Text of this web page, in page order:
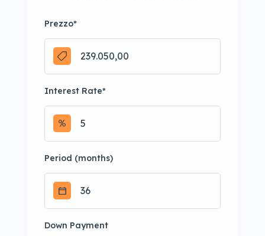
Prezzo*
Interest Rate*
Period (months)
Down Payment